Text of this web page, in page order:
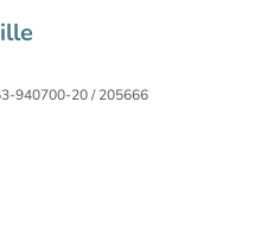
940700-20 / 205666